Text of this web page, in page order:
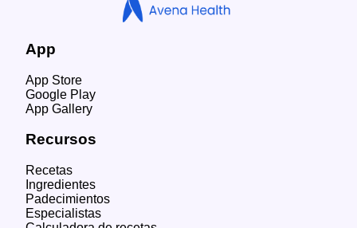
App
App Store
Google Play
App Gallery
Recursos
Recetas
Ingredientes
Padecimientos
Especialistas